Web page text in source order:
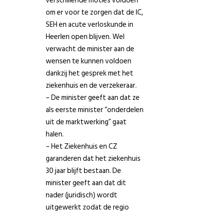
om er voor te zorgen dat de IC,
SEH en acute verloskunde in
Heerlen open blijven. Wel
verwacht de minister aan de
wensen te kunnen voldoen
dankzij het gesprek met het
ziekenhuis en de verzekeraar.
– De minister geeft aan dat ze
als eerste minister “onderdelen
uit de marktwerking” gaat
halen.
– Het Ziekenhuis en CZ
garanderen dat het ziekenhuis
30 jaar blijft bestaan. De
minister geeft aan dat dit
nader (juridisch) wordt
uitgewerkt zodat de regio